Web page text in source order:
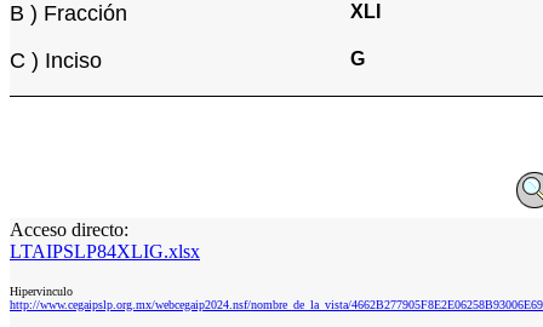
B ) Fracción XLI
C ) Inciso G
Acceso directo:
LTAIPSLP84XLIG.xlsx
Hipervinculo
http://www.cegaipslp.org.mx/webcegaip2024.nsf/nombre_de_la_vista/